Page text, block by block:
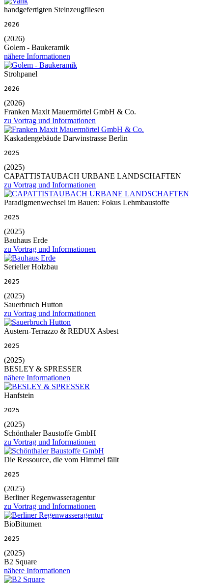
handgefertigten Steinzeugfliesen
2026
(2026)
Golem - Baukeramik
nähere Informationen
Strohpanel
2026
(2026)
Franken Maxit Mauermörtel GmbH & Co.
zu Vortrag und Informationen
Kaskadengebäude Darwinstrasse Berlin
2025
(2025)
CAPATTISTAUBACH URBANE LANDSCHAFTEN
zu Vortrag und Informationen
Paradigmenwechsel im Bauen: Fokus Lehmbaustoffe
2025
(2025)
Bauhaus Erde
zu Vortrag und Informationen
Serieller Holzbau
2025
(2025)
Sauerbruch Hutton
zu Vortrag und Informationen
Austern-Terrazzo & REDUX Asbest
2025
(2025)
BESLEY & SPRESSER
nähere Informationen
Hanfstein
2025
(2025)
Schönthaler Baustoffe GmbH
zu Vortrag und Informationen
Die Ressource, die vom Himmel fällt
2025
(2025)
Berliner Regenwasseragentur
zu Vortrag und Informationen
BioBitumen
2025
(2025)
B2 Square
nähere Informationen